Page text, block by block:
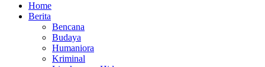
Home
Berita
Bencana
Budaya
Humaniora
Kriminal